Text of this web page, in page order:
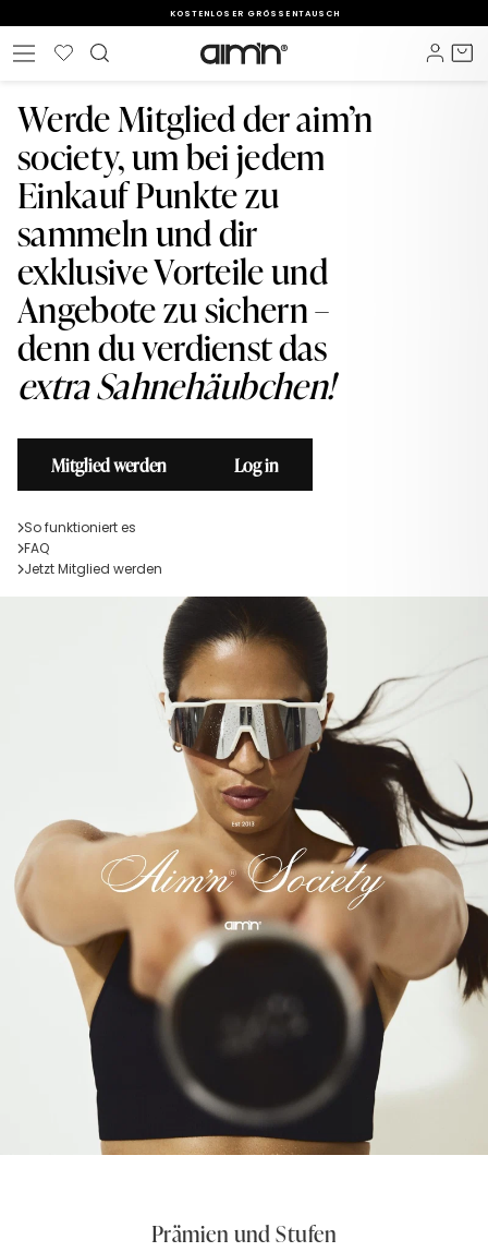
zum
Inhalt
Diashow
KOSTENLOSER GRÖSSENTAUSCH
Seitennavigation
Wunschliste
Werde Mitglied der aim’n
society, um bei jedem
Einkauf Punkte zu
sammeln und dir
exklusive Vorteile und
Angebote zu sichern –
denn du verdienst das
extra Sahnehäubchen!
Mitglied werden Log in
So funktioniert es
FAQ
Jetzt Mitglied werden
Prämien und Stufen